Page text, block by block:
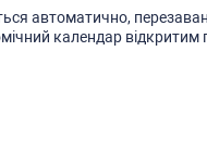
автоматично,
календар відкритим